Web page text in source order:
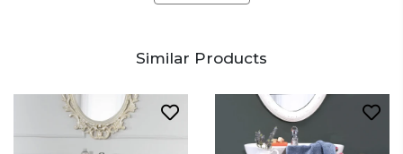
Similar Products